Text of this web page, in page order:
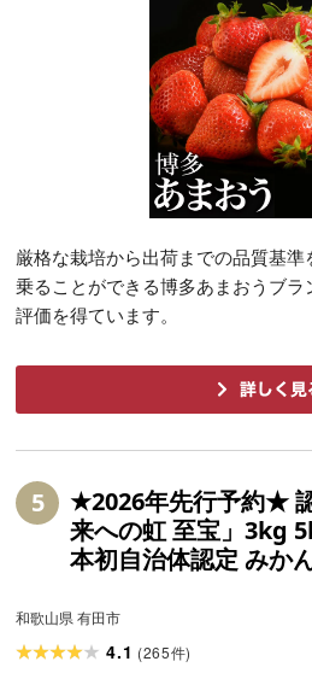
厳格な栽培から出荷までの品質基
乗ることができる博多あまおうブ
評価を得ています。
5
★2026年先行予約★
来への虹 至宝」3kg
本初自治体認定 みか
本場 和歌山 ブランド
ギフト 贈答用 家庭用
和歌山県 有田市
4.1 (265件)